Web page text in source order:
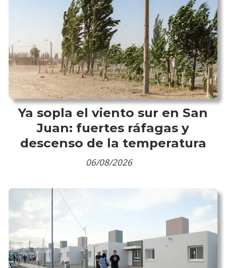
Ya sopla el viento sur en San
Juan: fuertes ráfagas y
descenso de la temperatura
06/08/2026